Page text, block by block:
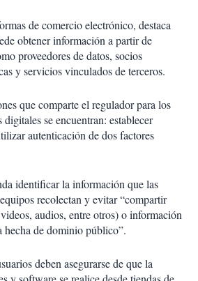
de comercio electrónico, destaca
obtener información a partir de
proveedores de datos, socios
y servicios vinculados de terceros.
que comparte el regulador para los
se encuentran: establecer
autenticación de dos factores
identificar la información que las
recolectan y evitar “compartir
audios, entre otros) o información
hecha de dominio público”.
deben asegurarse de que la